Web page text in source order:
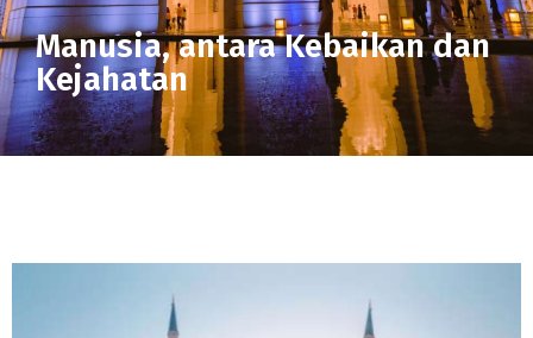
Manusia, antara Kebaikan dan
Kejahatan